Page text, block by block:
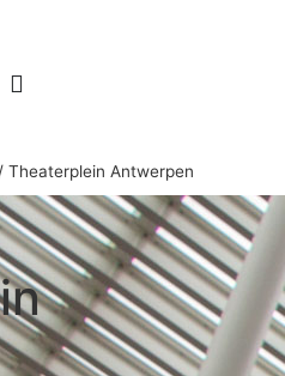
/ Theaterplein Antwerpen